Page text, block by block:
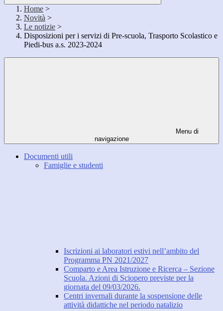
Home >
Novità >
Le notizie >
Disposizioni per i servizi di Pre-scuola, Trasporto Scolastico e
Piedi-bus a.s. 2023-2024
Menu di
navigazione
Documenti utili
Famiglie e studenti
Iscrizioni ai laboratori estivi nell’ambito del
Programma PN 2021/2027
Comparto e Area Istruzione e Ricerca – Sezione
Scuola. Azioni di Sciopero previste per la
giornata del 09/03/2026.
Centri invernali durante la sospensione delle
attività didattiche nel periodo natalizio